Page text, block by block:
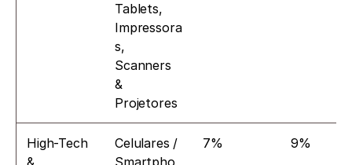
Tablets,
Impressora
s,
Scanners
&
Projetores
High-Tech
Celulares /
7% 9%